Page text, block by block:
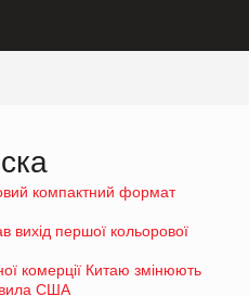
компактний формат
вихід першої кольорової
комерції Китаю змінюють
США